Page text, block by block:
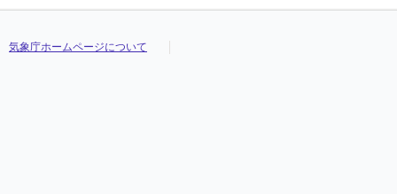
気象庁ホームページについて